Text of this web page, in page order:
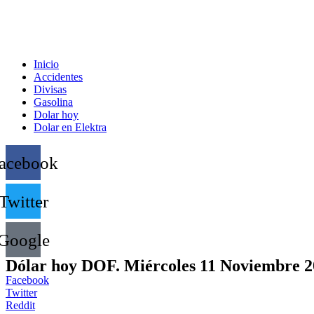
Inicio
Accidentes
Divisas
Gasolina
Dolar hoy
Dolar en Elektra
Dólar hoy DOF. Miércoles 11 Noviembre
Facebook
Twitter
Reddit